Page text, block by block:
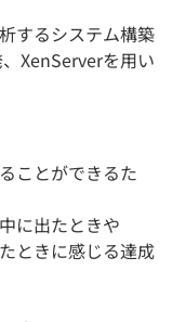
するシステム構築
XenServerを用い
ことができるた
に出たときや
ときに感じる達成